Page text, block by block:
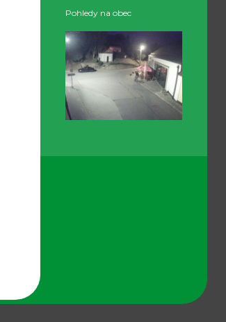
Pohledy na obec